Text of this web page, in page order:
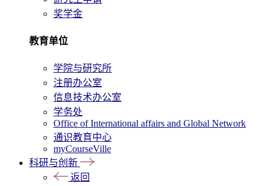
奖学金
教育单位
学院与研究所
注册办公室
信息技术办公室
学务处
Office of International affairs and Global Network
通识教育中心
myCourseVille
科研与创新
返回